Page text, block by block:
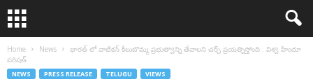
Home News
భారత్ లో వాటికన్ కీలుబొమ్మ ప్రభుత్వాన్ని తేవాలని చర్చ్ ప్రయత్నిస్తోంది : విశ్వ హిందూ
పరిషత్
NEWS PRESS RELEASE TELUGU VIEWS